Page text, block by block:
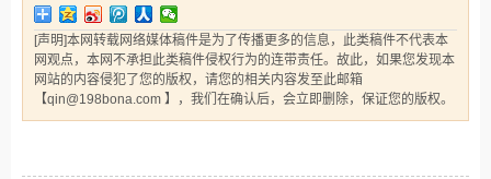
[声明]本网转载网络媒体稿件是为了传播更多的信息，此类稿件不代表本
网观点，本网不承担此类稿件侵权行为的连带责任。故此，如果您发现本
网站的内容侵犯了您的版权，请您的相关内容发至此邮箱
【qin@198bona.com 】，我们在确认后，会立即删除，保证您的版权。